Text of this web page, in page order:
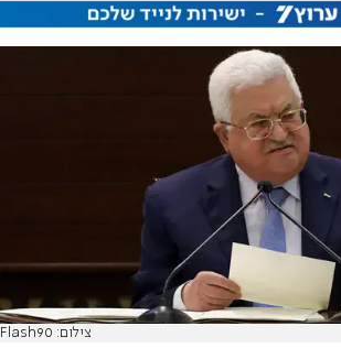
צילום: Flash90